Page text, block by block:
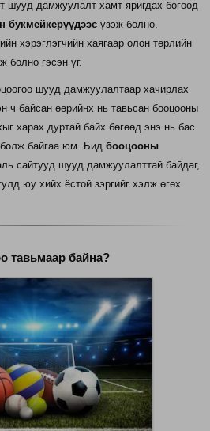
шууд дамжуулалт хамт яригдах бөгөөд
букмейкерүүдээс үзэж болно.
хэрэглэгчийн хаягаар олон төрлийн
болно гэсэн үг.
шууд дамжуулалтаар хачирлах
ч байсан өөрийнх нь тавьсан бооцооны
харах дуртай байх бөгөөд энэ нь бас
болж байгаа юм. Бид бооцооны
сайтууд шууд дамжуулалттай байдаг,
юу хийх ёстой зэргийг хэлж өгөх
тавьмаар байна?